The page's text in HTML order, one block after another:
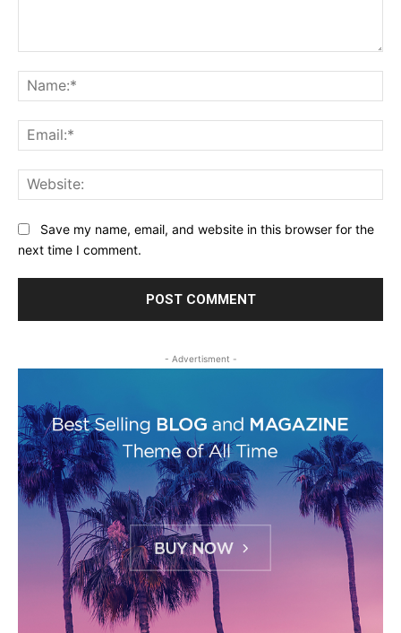
Save my name, email, and website in this browser for the
next time I comment.
- Advertisment -